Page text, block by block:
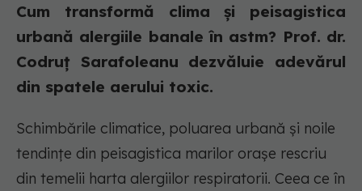
Cum transformă clima și peisagistica
urbană alergiile banale în astm? Prof. dr.
Codruț Sarafoleanu dezvăluie adevărul
din spatele aerului toxic.
Schimbările climatice, poluarea urbană și noile
tendințe din peisagistica marilor orașe rescriu
din temelii harta alergiilor respiratorii. Ceea ce în